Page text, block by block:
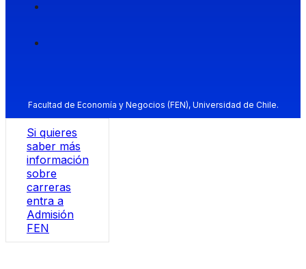
Facultad de Economía y Negocios (FEN), Universidad de Chile.
Si quieres
saber más
información
sobre
carreras
entra a
Admisión
FEN